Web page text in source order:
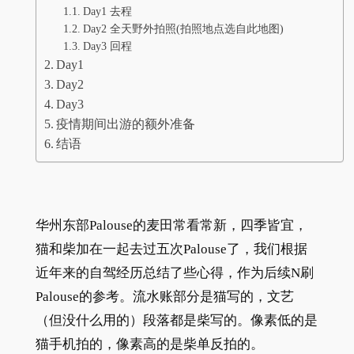
Day1 去程
Day2 全天野外拍照(拍照地点选自此地图)
Day3 回程
Day1
Day2
Day3
疫情期间出游的额外准备
结语
华州东部Palouse的麦田常看常新，四季皆宜，
猫和柴加在一起去过五次Palouse了，我们根据
近年来的自驾经历总结了些心得，作为后续N刷
Palouse的参考。流水账部分是猫写的，文艺
（但没什么用的）段落都是柴写的。像素低的是
猫手机拍的，像素高的是柴单反拍的。